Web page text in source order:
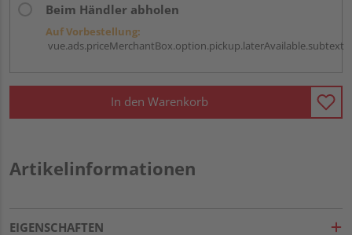
Beim Händler abholen
Auf Vorbestellung:
vue.ads.priceMerchantBox.option.pickup.laterAvailable.subtext
In den Warenkorb
Artikelinformationen
EIGENSCHAFTEN